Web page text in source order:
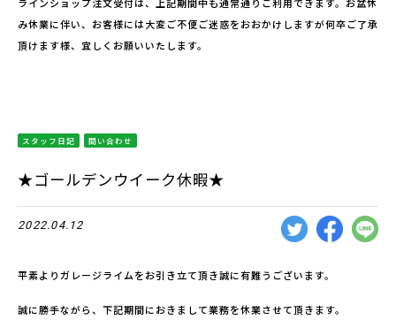
ラインショップ注文受付は、上記期間中も通常通りご利用できます。お盆休
み休業に伴い、お客様には大変ご不便ご迷惑をおおかけしますが何卒ご了承
頂けます様、宜しくお願いいたします。
スタッフ日記 問い合わせ
★ゴールデンウイーク休暇★
2022.04.12
平素よりガレージライムをお引き立て頂き誠に有難うございます。
誠に勝手ながら、下記期間におきまして業務を休業させて頂きます。